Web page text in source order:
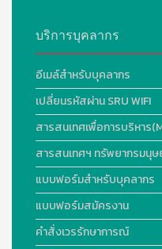
บริการบุคลากร
อีเมล์สำหรับบุคลากร
เปลี่ยนรหัสผ่าน SRU WIFI
สารสนเทศเพื่อการบริหาร
สารสนเทศฯ ทรัพยากรมนุษ
แบบฟอร์มสำหรับบุคลากร
แบบฟอร์มสมัครงาน
คำสั่งเวรรักษาการณ์